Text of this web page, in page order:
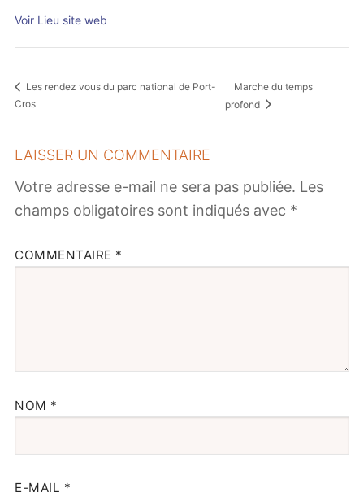
Voir Lieu site web
Les rendez vous du parc national de Port-
Cros
Marche du temps
profond
LAISSER UN COMMENTAIRE
Votre adresse e-mail ne sera pas publiée. Les
champs obligatoires sont indiqués avec *
COMMENTAIRE *
NOM *
E-MAIL *